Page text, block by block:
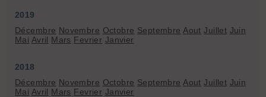
2019
Décembre Novembre Octobre Septembre Aout Juillet Juin
Mai Avril Mars Fevrier Janvier
2018
Décembre Novembre Octobre Septembre Aout Juillet Juin
Mai Avril Mars Fevrier Janvier